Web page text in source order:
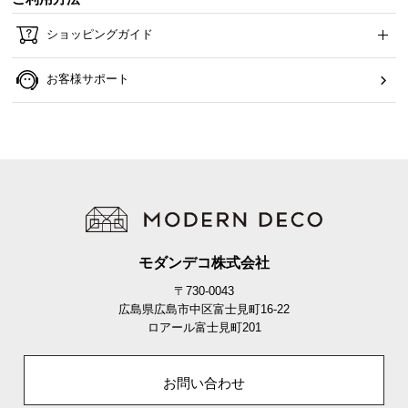
寝返りの振動を軽減
マットレスの横揺れが少ないので、自分自身の寝返
りによる振動を抑えられます。
ショッピングガイド
お客様サポート
モダンデコ株式会社
〒730-0043
広島県広島市中区富士見町16-22
ロアール富士見町201
お問い合わせ